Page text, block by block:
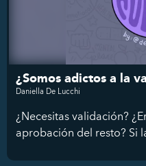
¿Somos adictos a la
Daniella De Lucchi
¿Necesitas validación?
aprobación del resto? Si